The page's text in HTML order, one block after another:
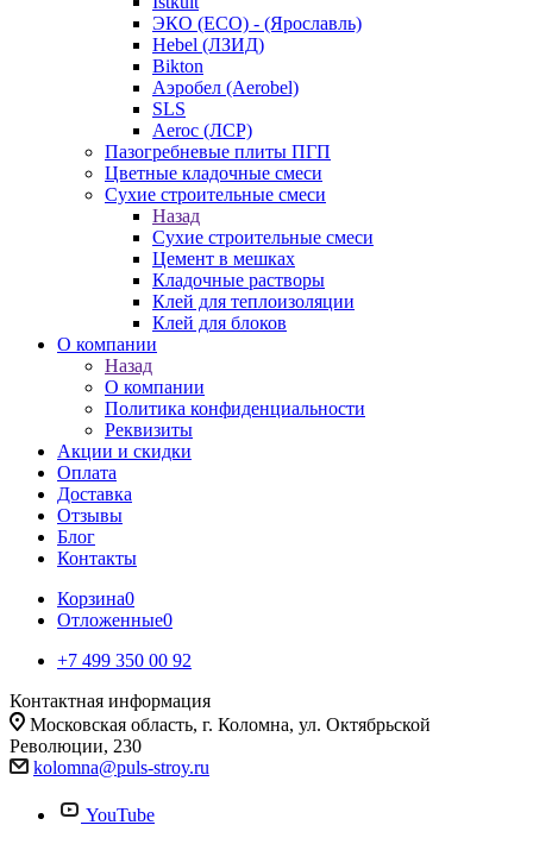
ЭКО (ECO) - (Ярославль)
Hebel (ЛЗИД)
Bikton
Аэробел (Aerobel)
SLS
Aeroc (ЛСР)
Пазогребневые плиты ПГП
Цветные кладочные смеси
Сухие строительные смеси
Назад
Сухие строительные смеси
Цемент в мешках
Кладочные растворы
Клей для теплоизоляции
Клей для блоков
О компании
Назад
О компании
Политика конфиденциальности
Реквизиты
Акции и скидки
Оплата
Доставка
Отзывы
Блог
Контакты
Корзина0
Отложенные0
+7 499 350 00 92
Контактная информация
Московская область, г. Коломна, ул. Октябрьской
Революции, 230
kolomna@puls-stroy.ru
YouTube